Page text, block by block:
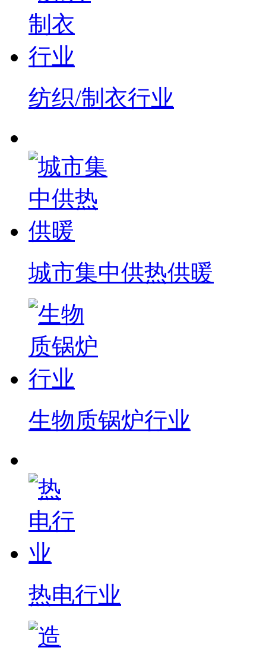
纺织/制衣行业
城市集中供热供暖
生物质锅炉行业
热电行业